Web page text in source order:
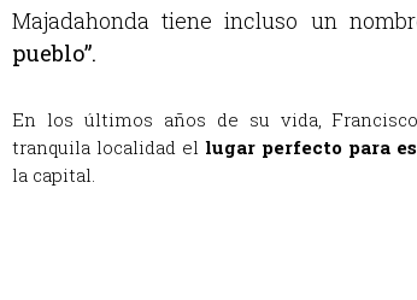
Majadahonda tiene incluso un
pueblo”.
En los últimos años de su vida,
tranquila localidad el lugar perfecto para
la capital.